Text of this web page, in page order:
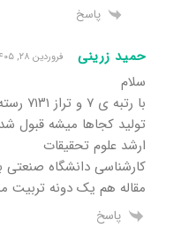
پاسخ
حمید زرینی فروردین ۲۸, ۱۴۰۵ ۱۰:۱۹ ق٫ظ
سلام
با
تولید کجاها میشه قبول
ارشد علوم تحقیقات
کارشناسی دانشگاه صنعتی
مقاله هم یک دونه تربیت
پاسخ